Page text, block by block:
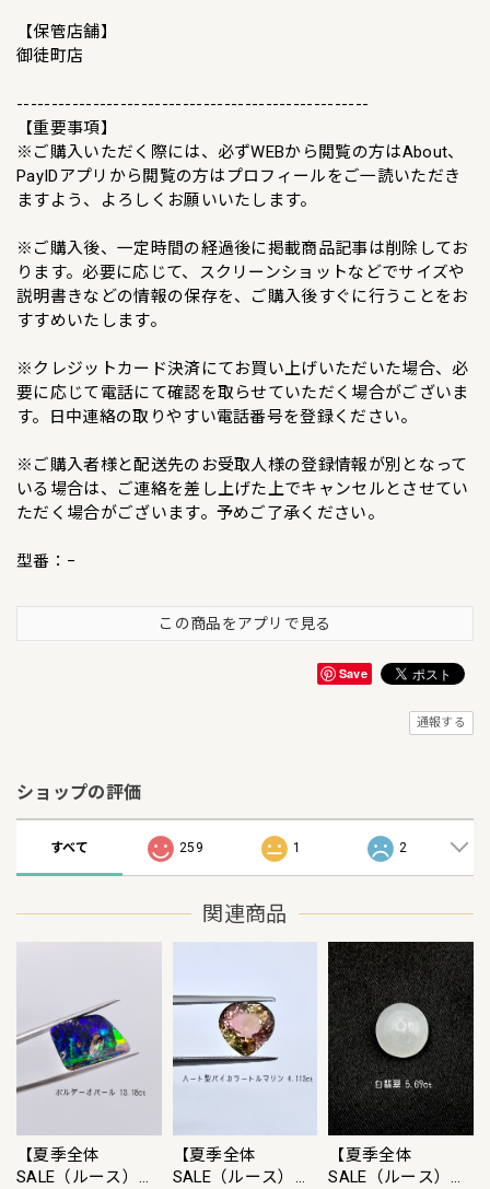
【保管店舗】
御徒町店
---------------------------------------------------
【重要事項】
※ご購入いただく際には、必ずWEBから閲覧の方はAbout、
PayIDアプリから閲覧の方はプロフィールをご一読いただき
ますよう、よろしくお願いいたします。
※ご購入後、一定時間の経過後に掲載商品記事は削除してお
ります。必要に応じて、スクリーンショットなどでサイズや
説明書きなどの情報の保存を、ご購入後すぐに行うことをお
すすめいたします。
※クレジットカード決済にてお買い上げいただいた場合、必
要に応じて電話にて確認を取らせていただく場合がございま
す。日中連絡の取りやすい電話番号を登録ください。
※ご購入者様と配送先のお受取人様の登録情報が別となって
いる場合は、ご連絡を差し上げた上でキャンセルとさせてい
ただく場合がございます。予めご了承ください。
型番：−
この商品をアプリで見る
Save
通報する
ショップの評価
すべて 259 1 2
関連商品
【夏季全体
SALE（ルース）
【夏季全体
SALE（ルース）
【夏季全体
SALE（ルース）